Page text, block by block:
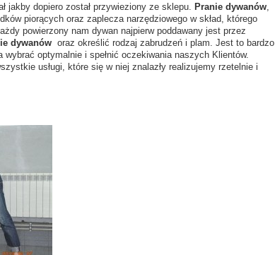
jakby dopiero został przywieziony ze sklepu.
Pranie dywanów
piorących oraz zaplecza narzędziowego w skład, którego
powierzony nam dywan najpierw poddawany jest przez
dywanów oraz określić rodzaj zabrudzeń i plam. Jest to bardzo
optymalnie i spełnić oczekiwania naszych Klientów.
usługi, które się w niej znalazły realizujemy rzetelnie i